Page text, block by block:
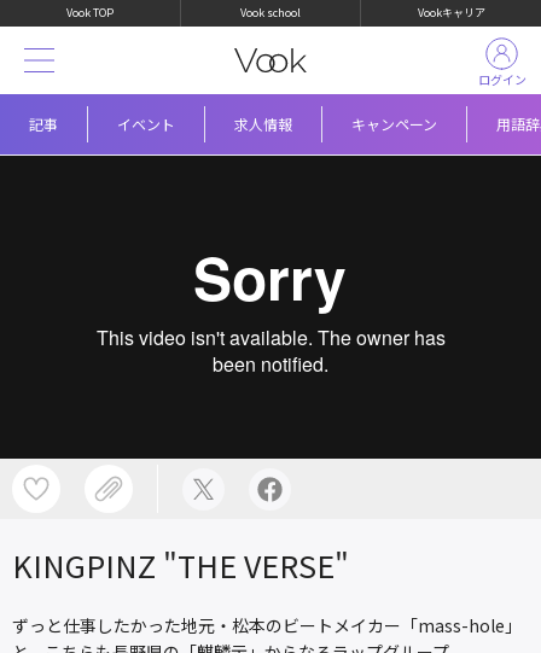
Vook TOP Vook school Vookキャリア
記事 イベント 求人情報 キャンペーン 用語
ログイン
KINGPINZ "THE VERSE"
ずっと仕事したかった地元・松本のビートメイカー「mass-hole」